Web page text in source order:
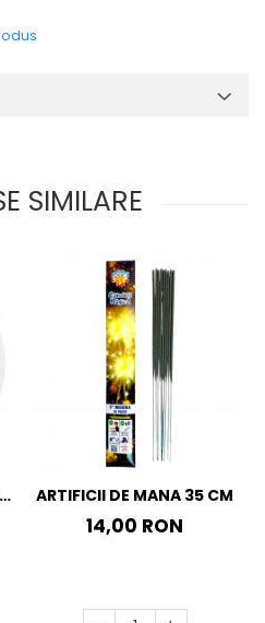
SIMILARE
ARTIFICII DE MANA 35 CM
14,00 RON